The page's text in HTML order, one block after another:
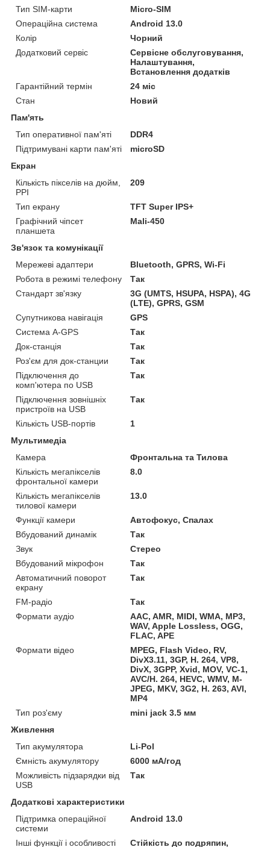
Тип SIM-карти
Micro-SIM
Операційна система
Android 13.0
Колір
Чорний
Додатковий сервіс
Сервісне обслуговування,
Налаштування,
Встановлення додатків
Гарантійний термін
24 міс
Стан
Новий
Пам'ять
Тип оперативної пам'яті
DDR4
Підтримувані карти пам'яті
microSD
Екран
Кількість пікселів на дюйм,
PPI
209
Тип екрану
TFT Super IPS+
Графічний чіпсет
планшета
Mali-450
Зв'язок та комунікації
Мережеві адаптери
Bluetooth, GPRS, Wi-Fi
Робота в режимі телефону
Так
Стандарт зв'язку
3G (UMTS, HSUPA, HSPA), 4G
(LTE), GPRS, GSM
Супутникова навігація
GPS
Система A-GPS
Так
Док-станція
Так
Роз'єм для док-станции
Так
Підключення до
комп'ютера по USB
Так
Підключення зовнішніх
пристроїв на USB
Так
Кількість USB-портів
1
Мультимедіа
Камера
Фронтальна та Тилова
Кількість мегапікселів
фронтальної камери
8.0
Кількість мегапікселів
тилової камери
13.0
Функції камери
Автофокус, Спалах
Вбудований динамік
Так
Звук
Стерео
Вбудований мікрофон
Так
Автоматичний поворот
екрану
Так
FM-радіо
Так
Формати аудіо
AAC, AMR, MIDI, WMA, MP3,
WAV, Apple Lossless, OGG,
FLAC, APE
Формати відео
MPEG, Flash Video, RV,
DivX3.11, 3GP, H. 264, VP8,
DivX, 3GPP, Xvid, MOV, VC-1,
AVC/H. 264, HEVC, WMV, M-
JPEG, MKV, 3G2, H. 263, AVI,
MP4
Тип роз'єму
mini jack 3.5 мм
Живлення
Тип акумулятора
Li-Pol
Ємність акумулятору
6000 мА/год
Можливість підзарядки від
USB
Так
Додаткові характеристики
Підтримка операційної
системи
Android 13.0
Інші функції і особливості Стійкість до подряпин,